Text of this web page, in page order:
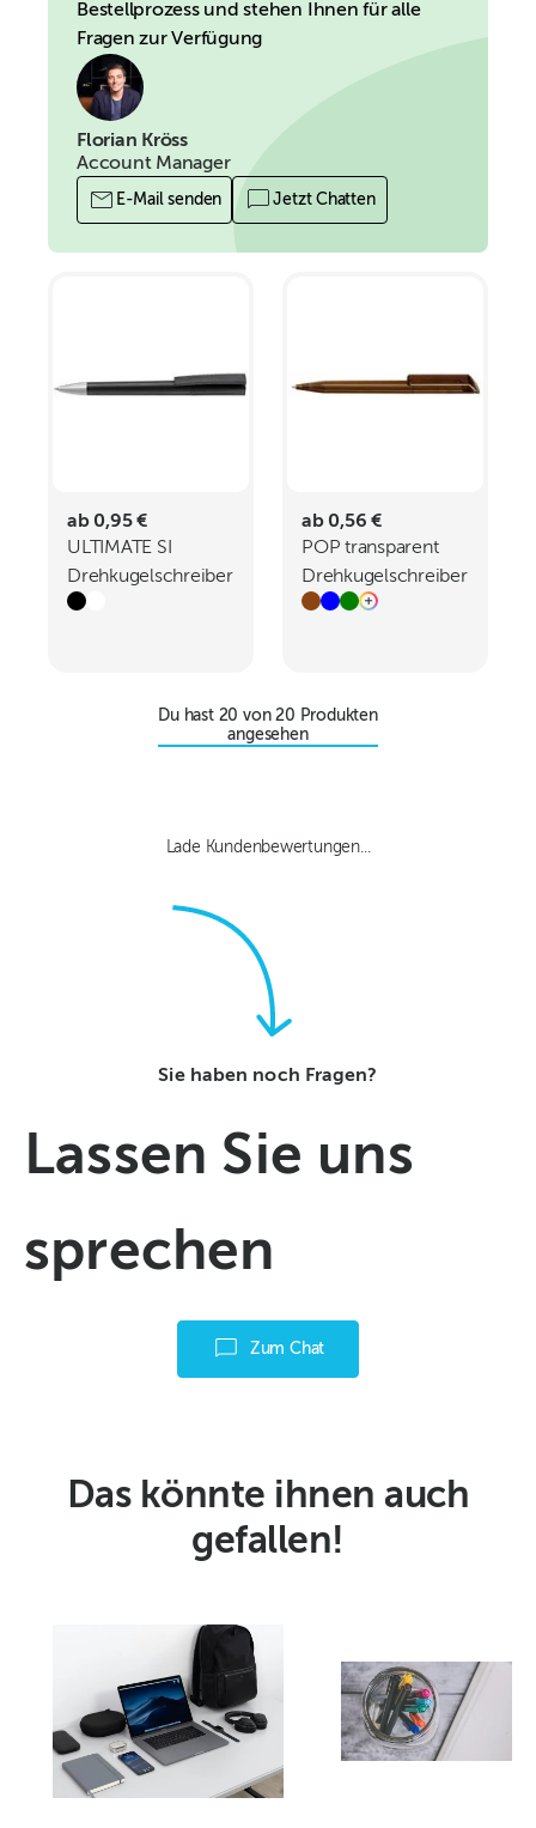
Bestellprozess und stehen Ihnen für alle
Fragen zur Verfügung
Florian Kröss
Account Manager
E-Mail senden Jetzt Chatten
ab 0,95 €
ULTIMATE SI
Drehkugelschreiber
ab 0,56 €
POP transparent
Drehkugelschreiber
Du hast 20 von20 Produkten
angesehen
Lade Kundenbewertungen...
Sie haben noch Fragen?
Lassen Sie uns
sprechen
Zum Chat
Das könnte ihnen auch
gefallen!